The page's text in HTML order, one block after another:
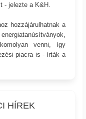
- jelezte a K&H.
hozzájárulhatnak a
venni, így
piacra is - írták a
HÍREK